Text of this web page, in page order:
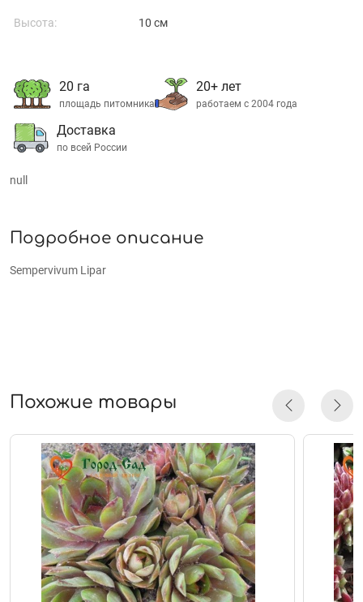
Высота: 10 см
20 га
площадь питомника
20+ лет
работаем с 2004 года
Доставка
по всей России
null
Подробное описание
Sempervivum Lipar
Похожие товары